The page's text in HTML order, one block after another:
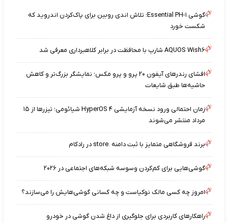
گوشی Essential PH-۱؛ تلاش اندی روبین برای پاک‌کردن اندروید که
شکست خورد
AQUOS Wish۶ شارپ با محافظت در برابر کلاهبرداری معرفی شد
افشای رندرهای آیفون ۲۰ پرو و پرو مکس؛ نمایشگر بزرگ‌تر و کاهش
حاشیه‌ها طبق شایعات
زمان احتمالی ورود نسخه آزمایشی HyperOS ۴ شیائومی؛ تیزرها از ۱۵
مرداد منتشر می‌شوند
برند فروشگاهی متمایز با ثبت دامنه .store در رادکام
گوشی‌هایی برای کم‌کردن وسوسه شبکه‌های اجتماعی در ۲۰۲۶
امروز چه کسی مالک نوکیاست و چه کسانی گوشی‌هایش را می‌سازند؟
راهکارهای کاربردی برای جلوگیری از داغ شدن گوشی در خودرو